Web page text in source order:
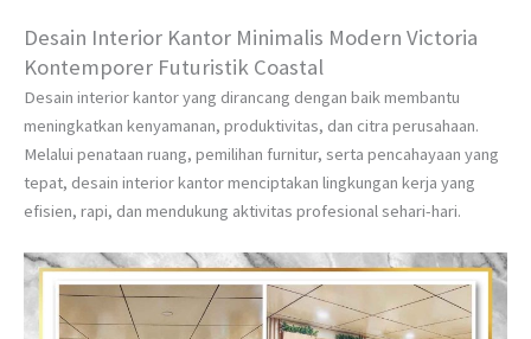
Desain Interior Kantor Minimalis Modern Victoria
Kontemporer Futuristik Coastal
Desain interior kantor yang dirancang dengan baik membantu
meningkatkan kenyamanan, produktivitas, dan citra perusahaan.
Melalui penataan ruang, pemilihan furnitur, serta pencahayaan yang
tepat, desain interior kantor menciptakan lingkungan kerja yang
efisien, rapi, dan mendukung aktivitas profesional sehari-hari.